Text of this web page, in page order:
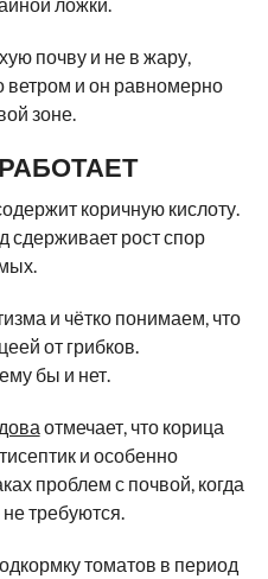
почву и не в жару,
ветром и он равномерно
зоне.
коричную кислоту.
сдерживает рост спор
и чётко понимаем, что
от грибков.
бы и нет.
отмечает, что корица
и особенно
проблем с почвой, когда
требуются.
томатов в период